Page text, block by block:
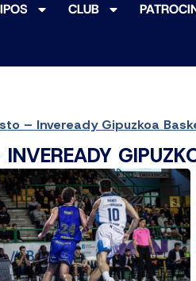
CLUB
– Inveready Gipuzkoa